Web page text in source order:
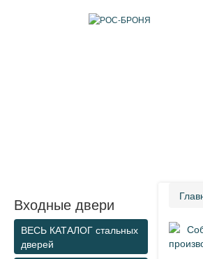
Входные двери
ВЕСЬ КАТАЛОГ стальных
дверей